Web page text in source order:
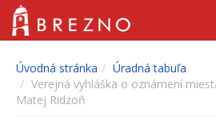
Úvodná stránka
Úradná tabuľa
Verejná vyhláška o oznámení
Matej Ridzoň